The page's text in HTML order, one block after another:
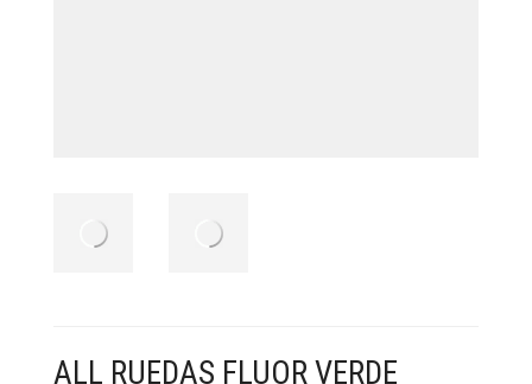
ALL RUEDAS FLUOR VERDE